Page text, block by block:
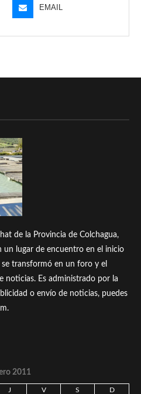
EMAIL
de la Provincia de Colchagua,
un lugar de encuentro en el inicio
transformó en un foro y el
noticias. Es administrado por la
o envío de noticias, puedes
2011
J V S D